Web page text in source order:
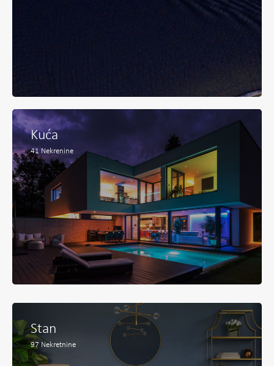
Kuća
41 Nekrenine
Stan
97 Nekretnine